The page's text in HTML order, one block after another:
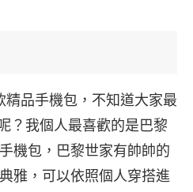
品手機包，不知道大家最
？我個人最喜歡的是巴黎
機包，巴黎世家有帥帥的
雅，可以依照個人穿搭進